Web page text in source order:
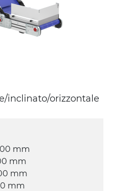
termica motore
inclinato/orizzontale
mm
mm
mm
mm